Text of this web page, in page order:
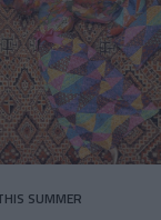
SUMMER